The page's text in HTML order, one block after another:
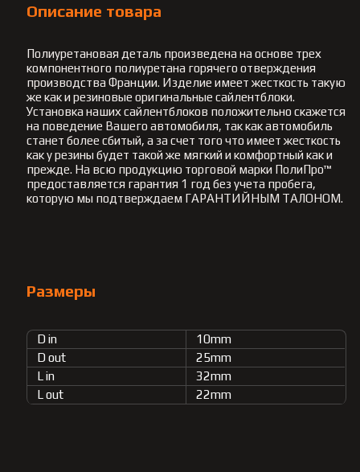
Описание товара
Полиуретановая деталь произведена на основе трех
компонентного полиуретана горячего отверждения
производства Франции. Изделие имеет жесткость такую
же как и резиновые оригинальные сайлентблоки.
Установка наших сайлентблоков положительно скажется
на поведение Вашего автомобиля, так как автомобиль
станет более сбитый, а за счет того что имеет жесткость
как у резины будет такой же мягкий и комфортный как и
прежде. На всю продукцию торговой марки ПолиПро™
предоставляется гарантия 1 год без учета пробега,
которую мы подтверждаем ГАРАНТИЙНЫМ ТАЛОНОМ.
Размеры
D in
10mm
D out
25mm
L in
32mm
L out
22mm